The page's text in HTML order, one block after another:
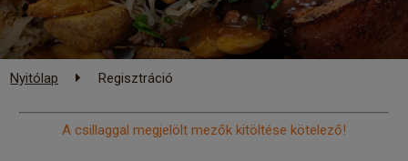
Nyitólap Regisztráció
A csillaggal megjelölt mezők kitöltése kötelező!